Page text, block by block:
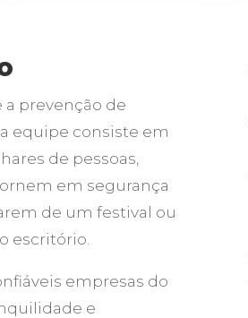
a prevenção de
equipe consiste em
de pessoas,
em segurança
de um festival ou
escritório.
empresas do
e